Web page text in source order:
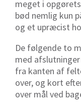
meget i
bød nemlig kun
og et upræcist
De følgende to
med
fra kanten af
over, og kort
over mål ved